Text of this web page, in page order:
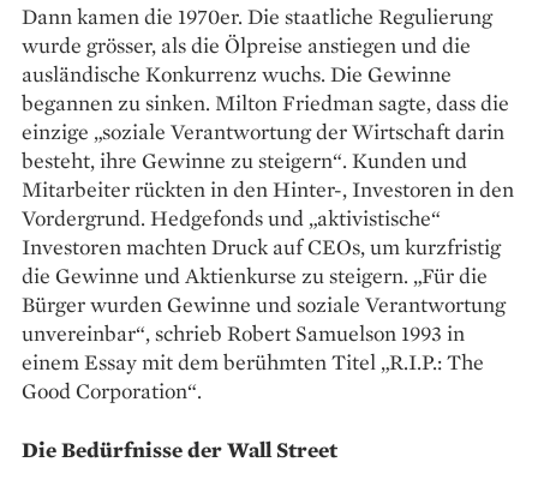
Dann kamen die 1970er. Die staatliche ­Regulierung
wurde grösser, als die Ölpreise anstiegen und die
ausländische Konkurrenz wuchs. Die Gewinne
begannen zu sinken. Milton Friedman sagte, dass die
einzige „soziale Verantwortung der Wirtschaft darin
besteht, ihre Gewinne zu steigern“. Kunden und
Mitarbeiter rückten in den Hinter-, Investoren in den
Vordergrund. Hedgefonds und „aktivistische“
Investoren machten Druck auf CEOs, um kurzfristig
die ­Gewinne und Aktienkurse zu steigern. „Für die
Bürger wurden Gewinne und soziale Verantwortung
unvereinbar“, schrieb Robert Samuelson 1993 in
einem Essay mit dem berühmten Titel „R.I.P.: The
Good Corporation“.
Die Bedürfnisse der Wall Street